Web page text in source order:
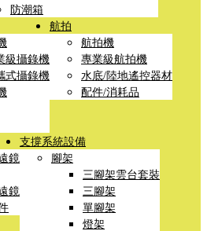
防潮箱
級攝錄機
式攝錄機
航拍
航拍機
專業級航拍機
水底/陸地遙控器材
配件/消耗品
鏡
鏡
支撐系統設備
腳架
三腳架雲台套裝
三腳架
單腳架
燈架